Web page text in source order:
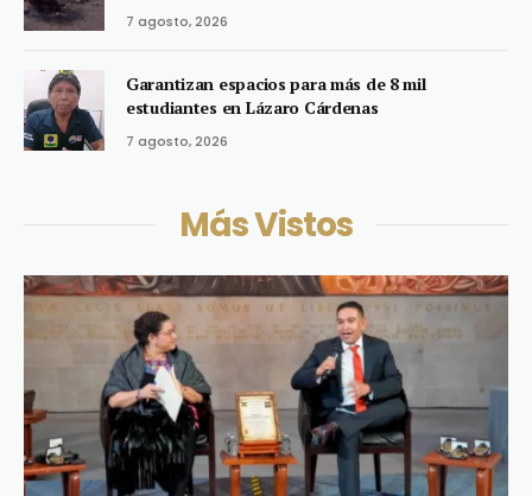
7 agosto, 2026
Garantizan espacios para más de 8 mil
estudiantes en Lázaro Cárdenas
7 agosto, 2026
Más Vistos